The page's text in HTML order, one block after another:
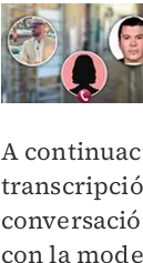
A
con la